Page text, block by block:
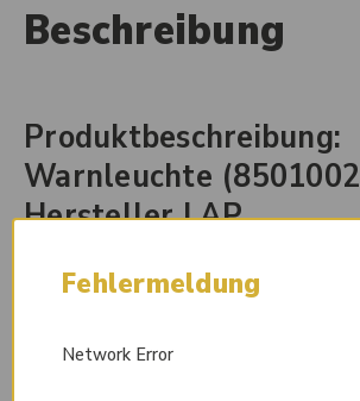
Beschreibung
Produktbeschreibung:
Warnleuchte
Hersteller LAP
Die Warnleuchte (85010027) von LAP ist
Leuchte, die speziell für den Einsatz in
Technologie und der robusten Bauweise ist
Fehlermeldung
Network Error